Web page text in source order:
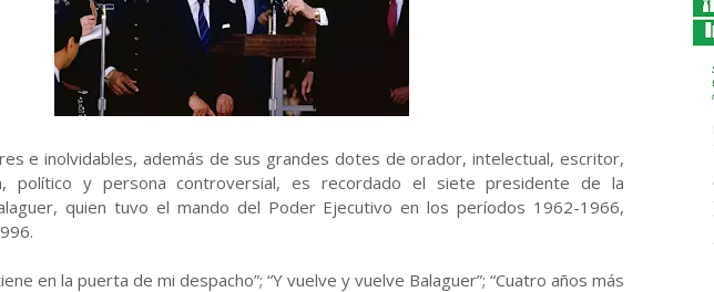
e inolvidables, además de sus grandes dotes de orador, intelectual, escritor,
político y persona controversial, es recordado el siete presidente de la
quien tuvo el mando del Poder Ejecutivo en los períodos 1962-1966,
en la puerta de mi despacho”; “Y vuelve y vuelve Balaguer”; “Cuatro años más